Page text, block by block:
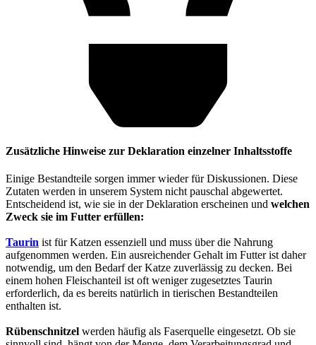
Zusätzliche Hinweise zur Deklaration einzelner Inhaltsstoffe
Einige Bestandteile sorgen immer wieder für Diskussionen. Diese
Zutaten werden in unserem System nicht pauschal abgewertet.
Entscheidend ist, wie sie in der Deklaration erscheinen und welchen
Zweck sie im Futter erfüllen:
Taurin ist für Katzen essenziell und muss über die Nahrung
aufgenommen werden. Ein ausreichender Gehalt im Futter ist daher
notwendig, um den Bedarf der Katze zuverlässig zu decken. Bei
einem hohen Fleischanteil ist oft weniger zugesetztes Taurin
erforderlich, da es bereits natürlich in tierischen Bestandteilen
enthalten ist.
Rübenschnitzel werden häufig als Faserquelle eingesetzt. Ob sie